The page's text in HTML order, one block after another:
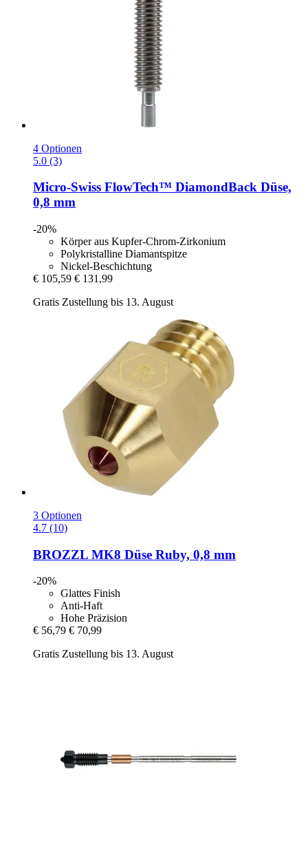
4 Optionen
5.0 (3)
Micro-Swiss FlowTech™ DiamondBack Düse,
0,8 mm
-20%
Körper aus Kupfer-Chrom-Zirkonium
Polykristalline Diamantspitze
Nickel-Beschichtung
€ 105,59 € 131,99
Gratis Zustellung bis 13. August
3 Optionen
4.7 (10)
BROZZL MK8 Düse Ruby, 0,8 mm
-20%
Glattes Finish
Anti-Haft
Hohe Präzision
€ 56,79 € 70,99
Gratis Zustellung bis 13. August